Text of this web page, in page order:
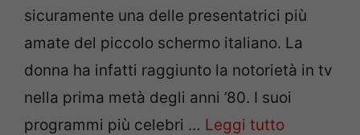
sicuramente una delle presentatrici più
amate del piccolo schermo italiano. La
donna ha infatti raggiunto la notorietà in tv
nella prima metà degli anni ’80. I suoi
programmi più celebri … Leggi tutto